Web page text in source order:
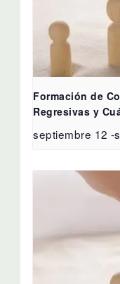
Formación de
Regresivas y
septiembre 12 -